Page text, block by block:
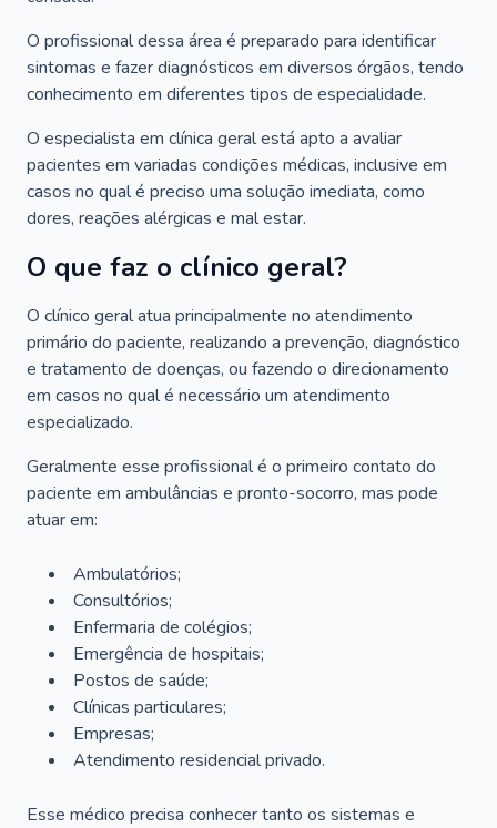
O profissional dessa área é preparado para identificar
sintomas e fazer diagnósticos em diversos órgãos, tendo
conhecimento em diferentes tipos de especialidade.
O especialista em clínica geral está apto a avaliar
pacientes em variadas condições médicas, inclusive em
casos no qual é preciso uma solução imediata, como
dores, reações alérgicas e mal estar.
O que faz o clínico geral?
O clínico geral atua principalmente no atendimento
primário do paciente, realizando a prevenção, diagnóstico
e tratamento de doenças, ou fazendo o direcionamento
em casos no qual é necessário um atendimento
especializado.
Geralmente esse profissional é o primeiro contato do
paciente em ambulâncias e pronto-socorro, mas pode
atuar em:
Ambulatórios;
Consultórios;
Enfermaria de colégios;
Emergência de hospitais;
Postos de saúde;
Clínicas particulares;
Empresas;
Atendimento residencial privado.
Esse médico precisa conhecer tanto os sistemas e